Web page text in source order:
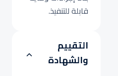
قابلة للتنفيذ.
التقييم
والشهادة